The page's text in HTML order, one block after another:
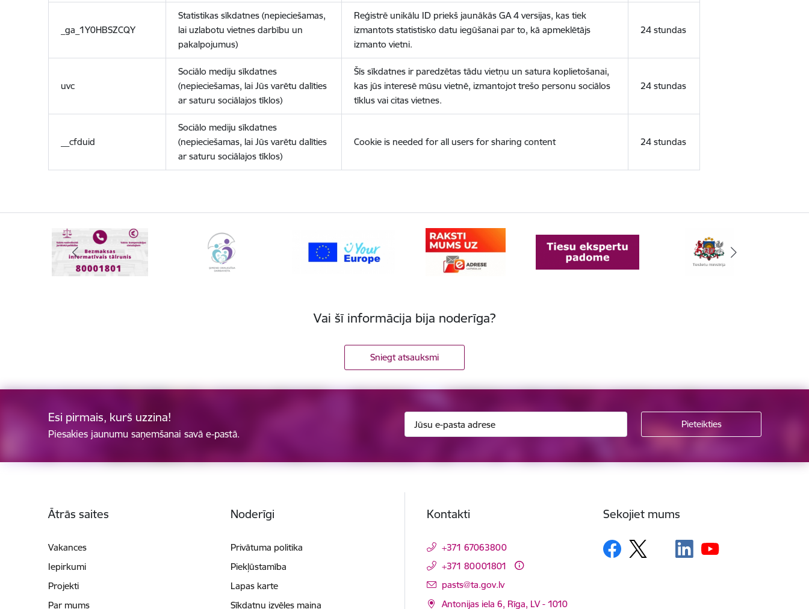
_ga_1Y0HBSZCQY
Statistikas sīkdatnes (nepieciešamas,
lai uzlabotu vietnes darbību un
pakalpojumus)
Reģistrē unikālu ID priekš jaunākās GA 4 versijas, kas tiek
izmantots statistisko datu iegūšanai par to, kā apmeklētājs
izmanto vietni.
24 stundas
uvc
Sociālo mediju sīkdatnes
(nepieciešamas, lai Jūs varētu dalīties
ar saturu sociālajos tīklos)
Šīs sīkdatnes ir paredzētas tādu vietņu un satura koplietošanai,
kas jūs interesē mūsu vietnē, izmantojot trešo personu sociālos
tīklus vai citas vietnes.
24 stundas
__cfduid
Sociālo mediju sīkdatnes
(nepieciešamas, lai Jūs varētu dalīties
ar saturu sociālajos tīklos)
Cookie is needed for all users for sharing content 24 stundas
Vai šī informācija bija noderīga?
Sniegt atsauksmi
Esi pirmais, kurš uzzina!
Piesakies jaunumu saņemšanai savā e-pastā.
Ātrās saites
Vakances
Iepirkumi
Projekti
Par mums
Noderīgi
Privātuma politika
Piekļūstamība
Lapas karte
Sīkdatņu izvēles maiņa
Kontakti
+371 67063800
+371 80001801
E-pasts:
pasts@ta.gov.lv
Antonijas iela 6, Rīga, LV - 1010
Sekojiet mums